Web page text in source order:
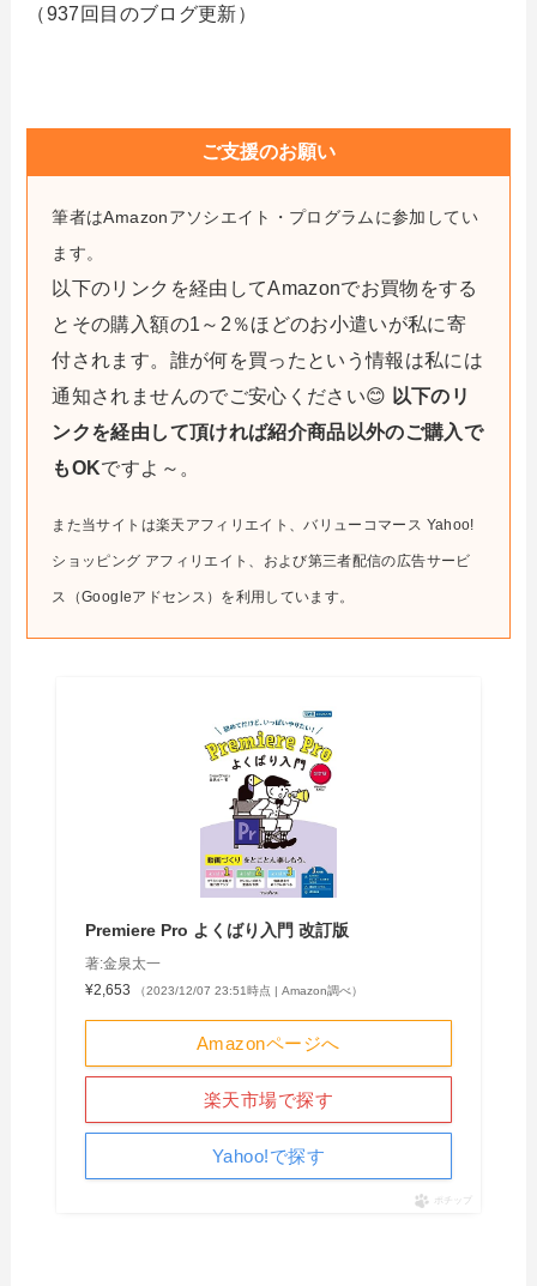
（937回目のブログ更新）
ご支援のお願い
筆者はAmazonアソシエイト・プログラムに参加してい
ます。
以下のリンクを経由してAmazonでお買物をする
とその購入額の1～2％ほどのお小遣いが私に寄
付されます。誰が何を買ったという情報は私には
通知されませんのでご安心ください😊 以下のリ
ンクを経由して頂ければ紹介商品以外のご購入で
もOKですよ～。
また当サイトは楽天アフィリエイト、バリューコマース Yahoo!
ショッピング アフィリエイト、および第三者配信の広告サービ
ス（Googleアドセンス）を利用しています。
Premiere Pro よくばり入門 改訂版
著:金泉太一
¥2,653
（2023/12/07 23:51時点 | Amazon調べ）
Amazonページへ
楽天市場で探す
Yahoo!で探す
ポチップ